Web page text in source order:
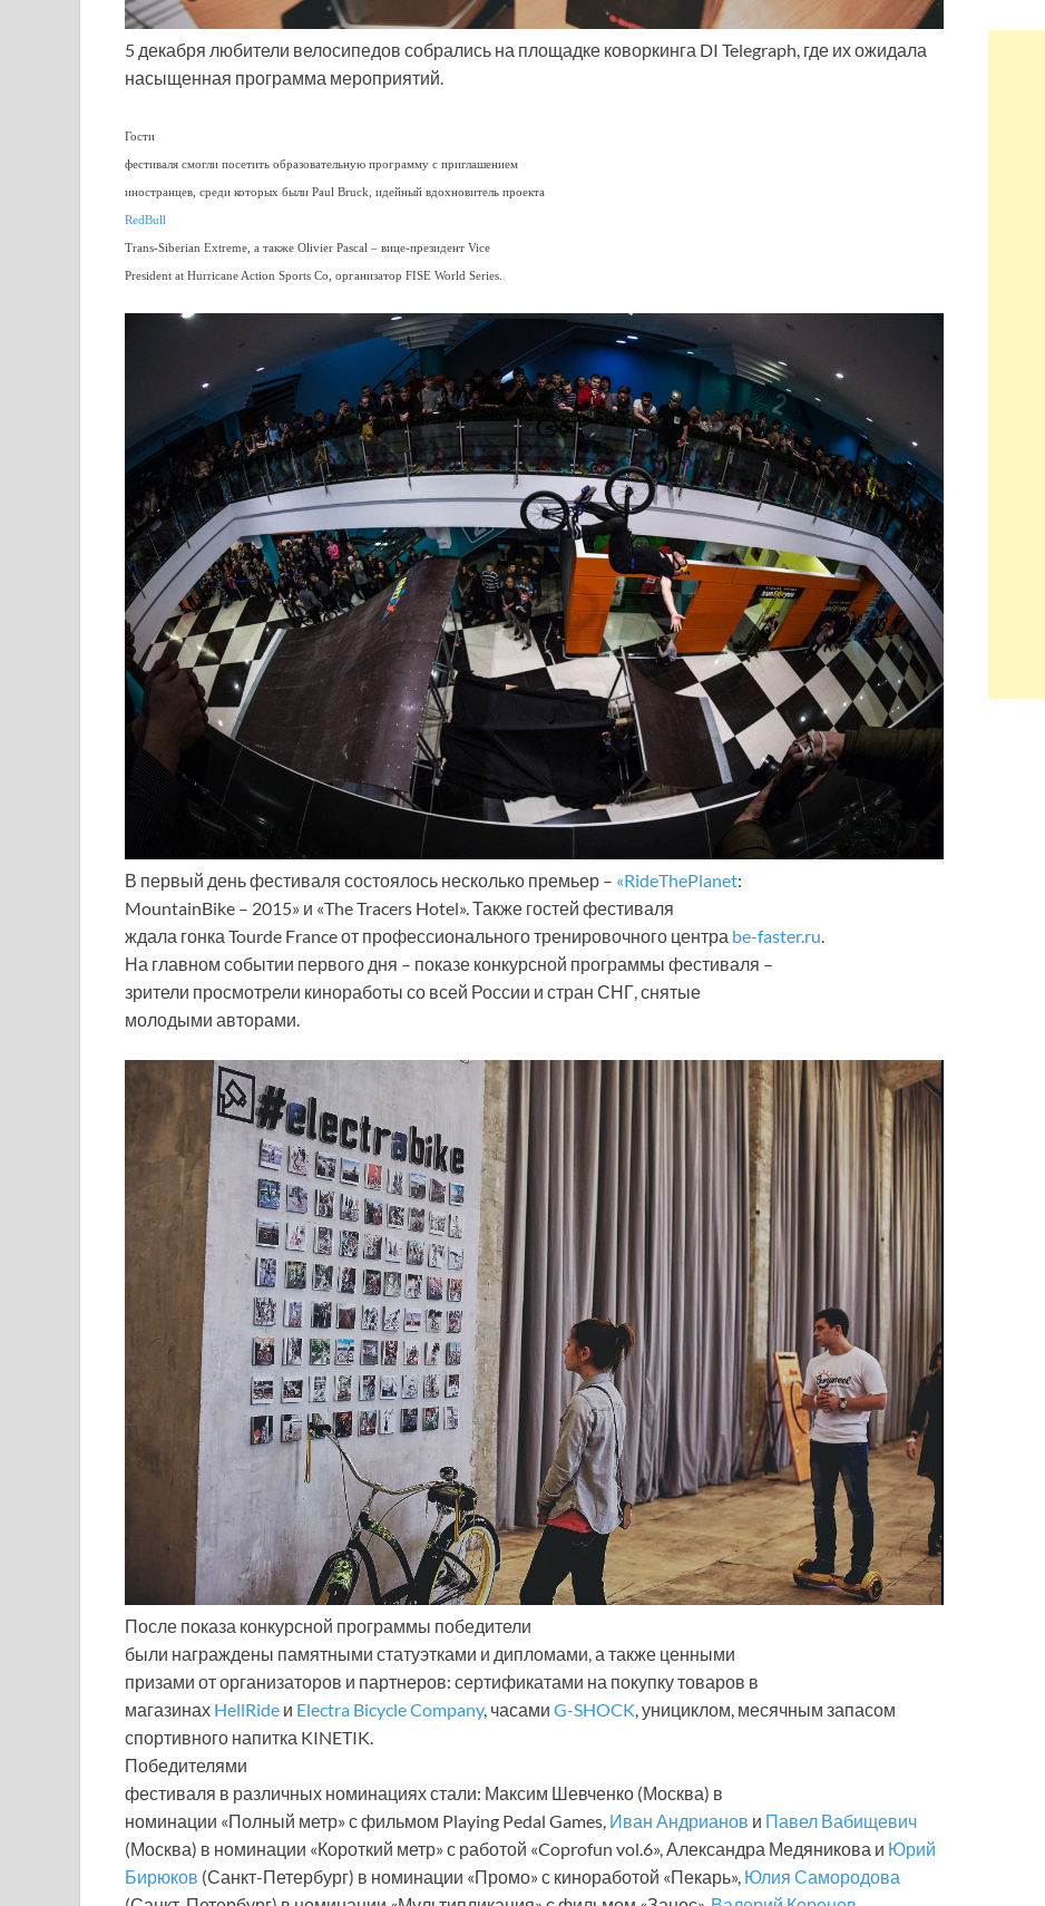
5 декабря любители велосипедов собрались на площадке коворкинга DI Telegraph, где их ожидала
насыщенная программа мероприятий.
Гости
фестиваля смогли посетить образовательную программу с приглашением
иностранцев, среди которых были Paul Bruck, идейный вдохновитель проекта
RedBull
Trans-Siberian Extreme, а также Olivier Pascal – вице-президент Vice
President at Hurricane Action Sports Co, организатор FISE World Series.
В первый день фестиваля состоялось несколько премьер – «RideThePlanet:
MountainBike – 2015» и «The Tracers Hotel». Также гостей фестиваля
ждала гонка Tourde France от профессионального тренировочного центра be-faster.ru
На главном событии первого дня – показе конкурсной программы фестиваля –
зрители просмотрели киноработы со всей России и стран СНГ, снятые
молодыми авторами.
После показа конкурсной программы победители
были награждены памятными статуэтками и дипломами, а также ценными
призами от организаторов и партнеров: сертификатами на покупку товаров в
магазинах HellRide и Electra Bicycle Company, часами G-SHOCK, унициклом, месячным запасом
спортивного напитка KINETIK.
Победителями
фестиваля в различных номинациях стали: Максим Шевченко (Москва) в
номинации «Полный метр» с фильмом Playing Pedal Games, Иван Андрианов и Павел Вабищевич
(Москва) в номинации «Короткий метр» с работой «Coprofun vol.6», Александра Медяникова и Юрий
Бирюков (Санкт-Петербург) в номинации «Промо» с киноработой «Пекарь», Юлия Самородова